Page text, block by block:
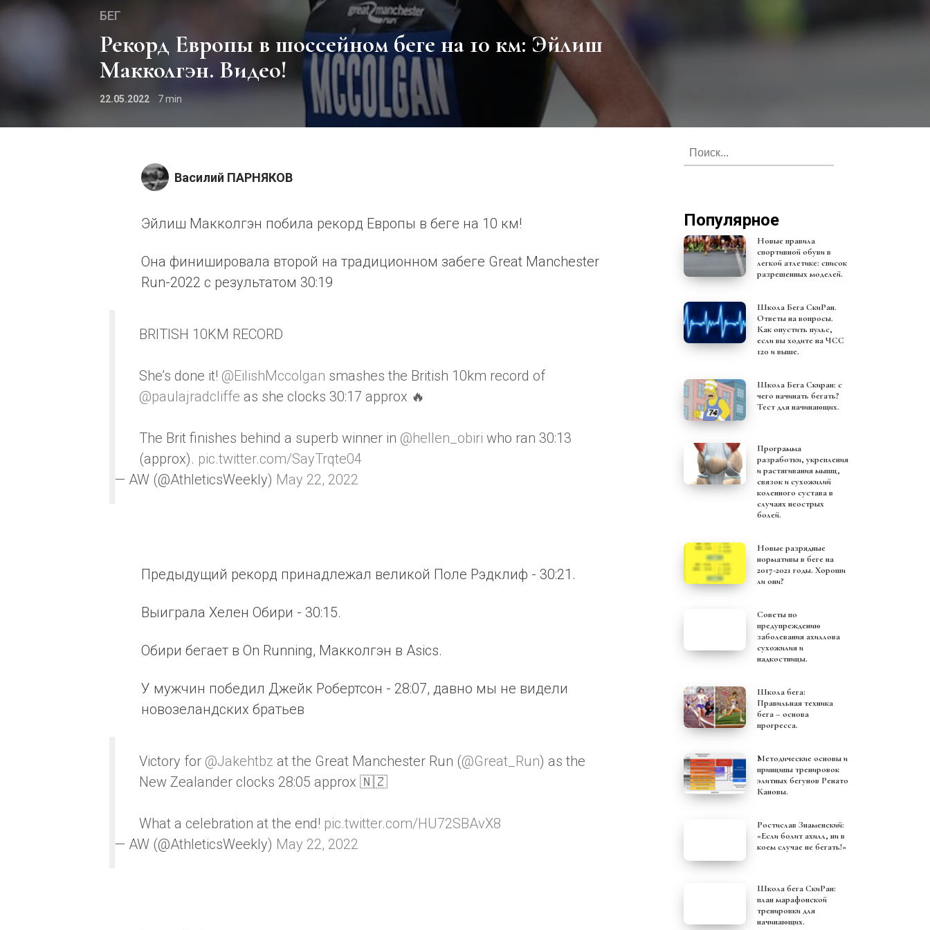
БЕГ
Рекорд Европы в шоссейном беге на 10 км: Эйлиш
Макколгэн. Видео!
22.05.2022 7
Василий ПАРНЯКОВ
Эйлиш Макколгэн побила рекорд Европы в беге на 10 км!
Она финишировала второй на традиционном забеге Great Manchester
Run-2022 с результатом 30:19
BRITISH 10KM RECORD
She’s done it! @EilishMccolgan smashes the British 10km record of
@paulajradcliffe as she clocks 30:17 approx 🔥
The Brit finishes behind a superb winner in @hellen_obiri who ran 30:13
(approx). pic.twitter.com/SayTrqte04
— AW (@AthleticsWeekly) May 22, 2022
Предыдущий рекорд принадлежал великой Поле Рэдклиф - 30:21.
Выиграла Хелен Обири - 30:15.
Обири бегает в On Running, Макколгэн в Asics.
У мужчин победил Джейк Робертсон - 28:07, давно мы не видели
новозеландских братьев
Victory for @Jakehtbz at the Great Manchester Run (@Great_Run) as the
New Zealander clocks 28:05 approx 🇳🇿
What a celebration at the end! pic.twitter.com/HU72SBAvX8
— AW (@AthleticsWeekly) May 22, 2022
Популярное
Новые правила
спортивной обуви в
легкой атлетике: список
разрешенных моделей.
Школа Бега СкиРан.
Ответы на вопросы.
Как опустить пульс,
если вы ходите на ЧСС
120 и выше.
Школа Бега Скиран: с
чего начинать бегать?
Тест для начинающих.
Программа
разработки, укрепления
и растягивания мышц,
связок и сухожилий
коленного сустава в
случаях неострых
болей.
Новые разрядные
нормативы в беге на
2017-2021 годы. Хороши
ли они?
Советы по
предупреждению
заболевания ахиллова
сухожилия и
надкостницы.
Школа бега:
Правильная техника
бега – основа
прогресса.
Методические основы и
принципы тренировок
элитных бегунов Ренато
Кановы.
Ростислав Знаменский:
«Если болит ахилл, ни в
коем случае не бегать!»
Школа бега СкиРан:
план марафонской
тренировки для
начинающих.